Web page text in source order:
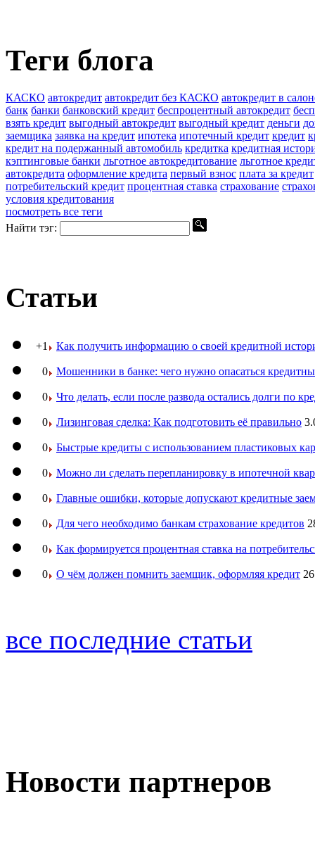
Теги блога
КАСКО автокредит автокредит без КАСКО автокредит в
банк банки банковский кредит беспроцентный автокредит
взять кредит выгодный автокредит выгодный кредит деньги
заемщика заявка на кредит ипотека ипотечный кредит кредит
кредит на подержанный автомобиль кредитка кредитная
кэптинговые банки льготное автокредитование льготное
автокредита оформление кредита первый взнос плата за кредит
потребительский кредит процентная ставка страхование
условия кредитования
посмотреть все теги
Найти тэг:
Статьи
+1 Как получить информацию о своей кредитной
0 Мошенники в банке: чего нужно опасаться
0 Что делать, если после развода остались долги по
0 Лизинговая сделка: Как подготовить её правильно
0 Быстрые кредиты с использованием пластиковых
0 Можно ли сделать перепланировку в ипотечной
0 Главные ошибки, которые допускают кредитные
0 Для чего необходимо банкам страхование кредитов
0 Как формируется процентная ставка на
0 О чём должен помнить заемщик, оформляя кредит
все последние статьи
Новости партнеров